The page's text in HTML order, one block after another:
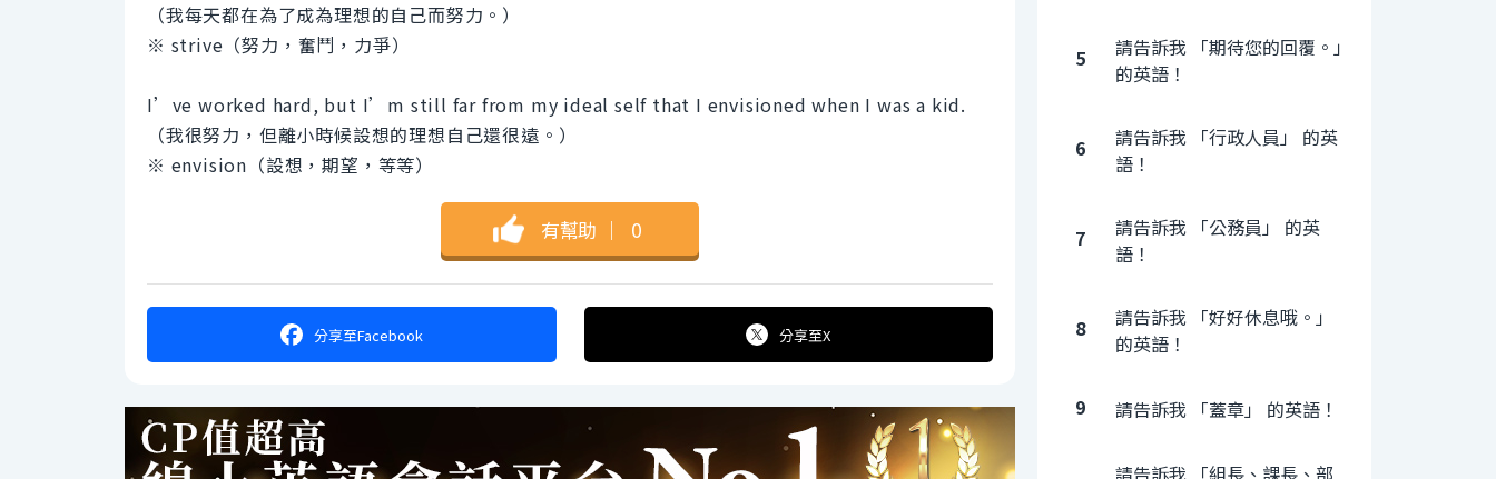
（我每天都在為了成為理想的自己而努力。）
※ strive（努力，奮鬥，力爭）
I’ve worked hard, but I’m still far from my ideal self that I envisioned when I was a kid.
（我很努力，但離小時候設想的理想自己還很遠。）
※ envision（設想，期望，等等）
有幫助 ｜ 0
分享至Facebook 分享至X
5
請告訴我 「期待您的回覆。」
的英語！
6
請告訴我 「行政人員」 的英
語！
7
請告訴我 「公務員」 的英
語！
8
請告訴我 「好好休息哦。」
的英語！
9 請告訴我 「蓋章」 的英語！
請告訴我 「組長、課長、部